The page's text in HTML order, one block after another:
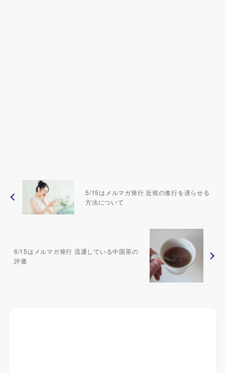
5/15はメルマガ発行 近視の進行を遅らせる
方法について
6/15はメルマガ発行 流通している中国茶の
評価